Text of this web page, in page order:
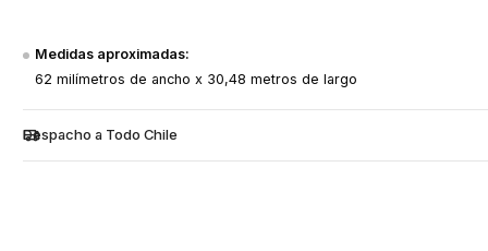
Medidas aproximadas:
62 milímetros de ancho x 30,48 metros de largo
Despacho a Todo Chile